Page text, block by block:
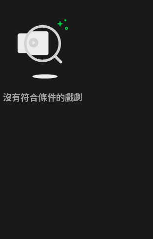
沒有符合條件的戲劇